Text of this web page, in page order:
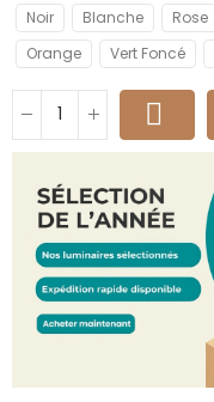
Noir Blanche Rose
Orange
Vert Foncé